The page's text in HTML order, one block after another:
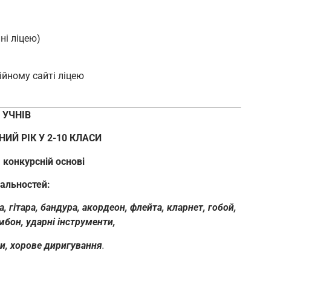
ліцею)
сайті ліцею
РІК У 2-10 КЛАСИ
основі
гітара, бандура, акордеон, флейта, кларнет, гобой,
ударні інструменти,
хорове диригування.